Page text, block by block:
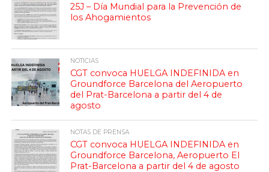
25J – Día Mundial para la Prevención de
los Ahogamientos
NOTICIAS
CGT convoca HUELGA INDEFINIDA en
Groundforce Barcelona del Aeropuerto
del Prat-Barcelona a partir del 4 de
agosto
NOTAS DE PRENSA
CGT convoca HUELGA INDEFINIDA en
Groundforce Barcelona, Aeropuerto El
Prat-Barcelona a partir del 4 de agosto